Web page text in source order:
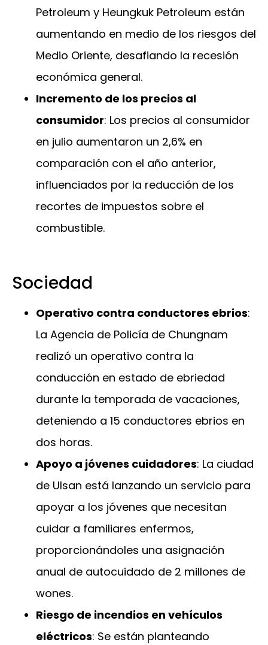
Petroleum y Heungkuk Petroleum están
aumentando en medio de los riesgos del
Medio Oriente, desafiando la recesión
económica general.
Incremento de los precios al
consumidor: Los precios al consumidor
en julio aumentaron un 2,6% en
comparación con el año anterior,
influenciados por la reducción de los
recortes de impuestos sobre el
combustible.
Sociedad
Operativo contra conductores ebrios:
La Agencia de Policía de Chungnam
realizó un operativo contra la
conducción en estado de ebriedad
durante la temporada de vacaciones,
deteniendo a 15 conductores ebrios en
dos horas.
Apoyo a jóvenes cuidadores: La ciudad
de Ulsan está lanzando un servicio para
apoyar a los jóvenes que necesitan
cuidar a familiares enfermos,
proporcionándoles una asignación
anual de autocuidado de 2 millones de
wones.
Riesgo de incendios en vehículos
eléctricos: Se están planteando